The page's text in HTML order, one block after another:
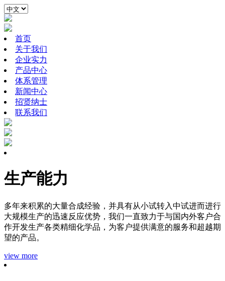
首页
关于我们
企业实力
产品中心
体系管理
新闻中心
招贤纳士
联系我们
生产能力
多年来积累的大量合成经验，并具有从小试转入中试进而进行
大规模生产的迅速反应优势，我们一直致力于与国内外客户合
作开发生产各类精细化学品，为客户提供满意的服务和超越期
望的产品。
view more